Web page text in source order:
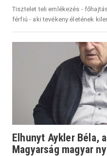
Tisztelet teli emlékezés -
férfiú - aki tevékeny életének
Elhunyt Aykler Béla,
Magyarság magyar